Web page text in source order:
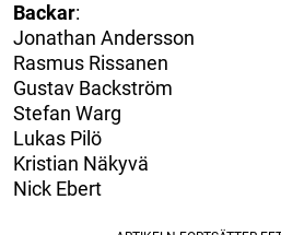
Backar:
Jonathan Andersson
Rasmus Rissanen
Gustav Backström
Stefan Warg
Lukas Pilö
Kristian Näkyvä
Nick Ebert